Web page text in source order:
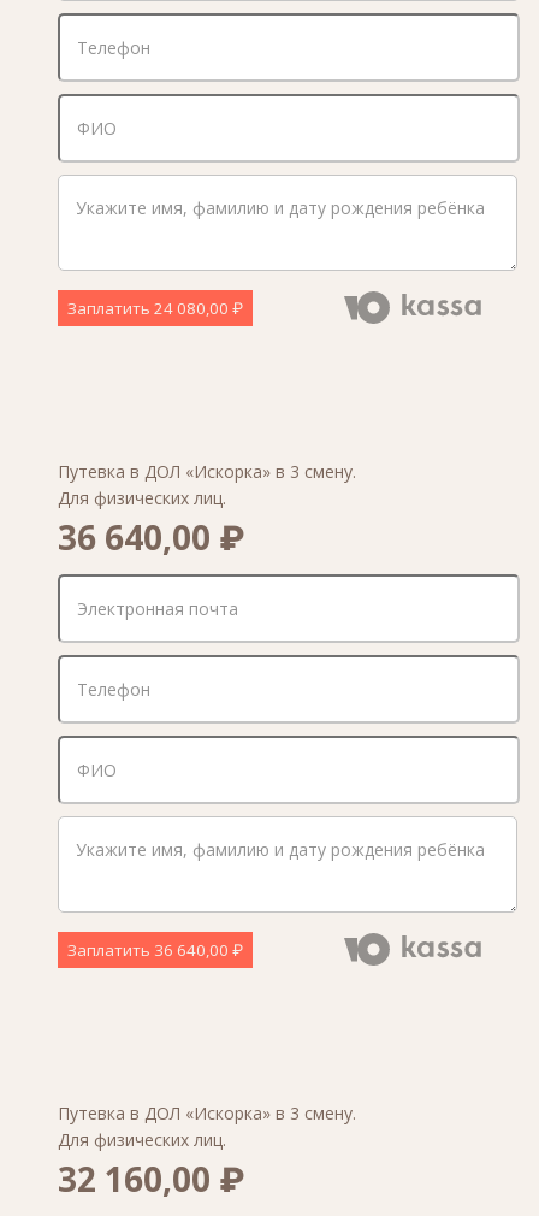
Заплатить 24 080,00 ₽
Путевка в ДОЛ «Искорка» в 3 смену.
Для физических лиц.
36 640,00 ₽
Заплатить 36 640,00 ₽
Путевка в ДОЛ «Искорка» в 3 смену.
Для физических лиц.
32 160,00 ₽